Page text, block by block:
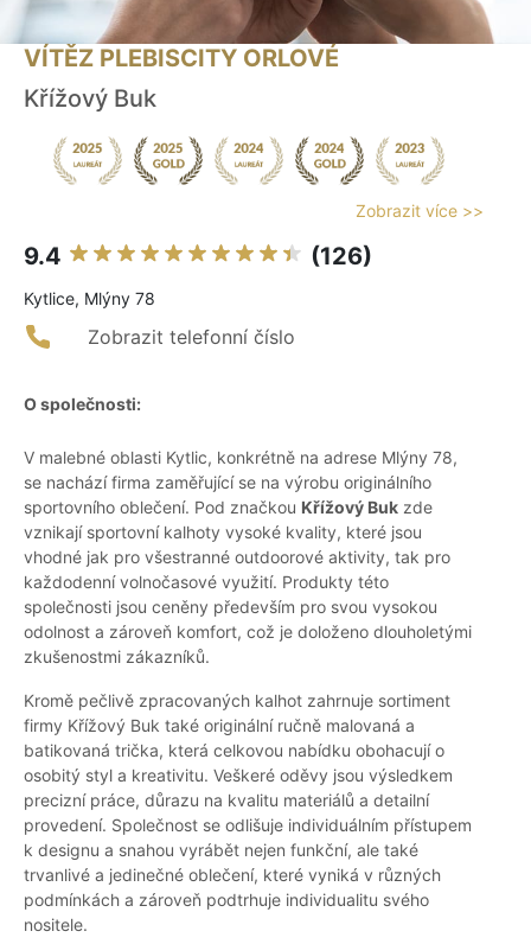
VÍTĚZ PLEBISCITY ORLOVÉ
Křížový Buk
Zobrazit více >>
9.4 (126)
Kytlice, Mlýny 78
Zobrazit telefonní číslo
O společnosti:
V malebné oblasti Kytlic, konkrétně na adrese Mlýny 78,
se nachází firma zaměřující se na výrobu originálního
sportovního oblečení. Pod značkou Křížový Buk zde
vznikají sportovní kalhoty vysoké kvality, které jsou
vhodné jak pro všestranné outdoorové aktivity, tak pro
každodenní volnočasové využití. Produkty této
společnosti jsou ceněny především pro svou vysokou
odolnost a zároveň komfort, což je doloženo dlouholetými
zkušenostmi zákazníků.
Kromě pečlivě zpracovaných kalhot zahrnuje sortiment
firmy Křížový Buk také originální ručně malovaná a
batikovaná trička, která celkovou nabídku obohacují o
osobitý styl a kreativitu. Veškeré oděvy jsou výsledkem
precizní práce, důrazu na kvalitu materiálů a detailní
provedení. Společnost se odlišuje individuálním přístupem
k designu a snahou vyrábět nejen funkční, ale také
trvanlivé a jedinečné oblečení, které vyniká v různých
podmínkách a zároveň podtrhuje individualitu svého
nositele.